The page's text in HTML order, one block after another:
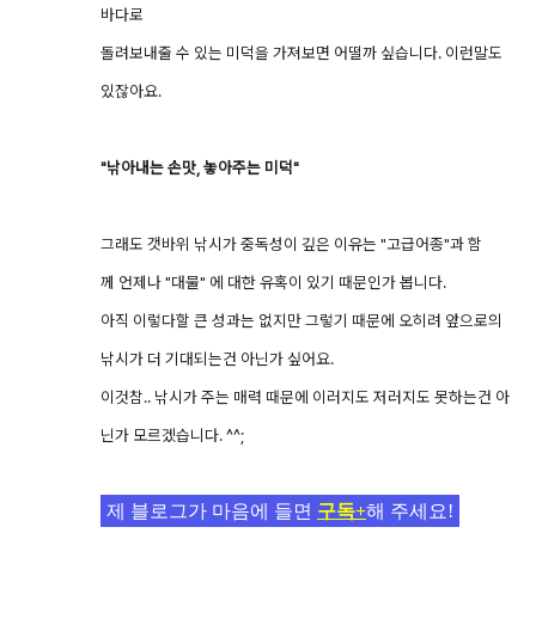
바다로
돌려보내줄 수 있는 미덕을 가져보면 어떨까 싶습니다. 이런말도
있잖아요.
"낚아내는 손맛, 놓아주는 미덕"
그래도 갯바위 낚시가 중독성이 깊은 이유는 "고급어종"과 함
께 언제나 "대물" 에 대한 유혹이 있기 때문인가 봅니다.
아직 이렇다할 큰 성과는 없지만 그렇기 때문에 오히려 앞으로의
낚시가 더 기대되는건 아닌가 싶어요.
이것참.. 낚시가 주는 매력 때문에 이러지도 저러지도 못하는건 아
닌가 모르겠습니다. ^^;
제 블로그가 마음에 들면 구독+해 주세요!